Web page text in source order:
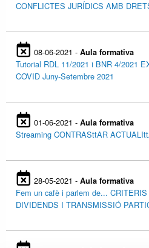
CONFLICTES JURÍDICS AMB
08-06-2021 - Aula formativa
Tutorial RDL 11/2021 i BNR 4/2021
COVID Juny-Setembre 2021
01-06-2021 - Aula formativa
Streaming CONTRASttAR
28-05-2021 - Aula formativa
Fem un cafè i parlem de...
DIVIDENDS I TRANSMISSIÓ